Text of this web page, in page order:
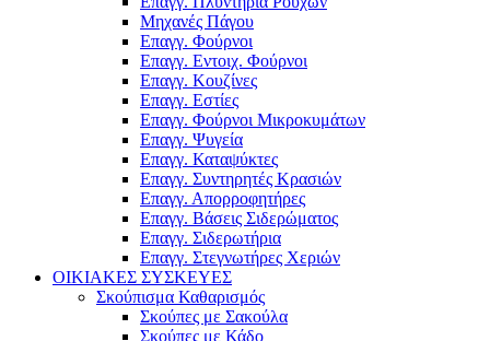
Μηχανές Πάγου
Επαγγ. Φούρνοι
Επαγγ. Εντοιχ. Φούρνοι
Επαγγ. Κουζίνες
Επαγγ. Εστίες
Επαγγ. Φούρνοι Μικροκυμάτων
Επαγγ. Ψυγεία
Επαγγ. Καταψύκτες
Επαγγ. Συντηρητές Κρασιών
Επαγγ. Απορροφητήρες
Επαγγ. Βάσεις Σιδερώματος
Επαγγ. Σιδερωτήρια
Επαγγ. Στεγνωτήρες Χεριών
ΟΙΚΙΑΚΕΣ ΣΥΣΚΕΥΕΣ
Σκούπισμα Καθαρισμός
Σκούπες με Σακούλα
Σκούπες με Κάδο